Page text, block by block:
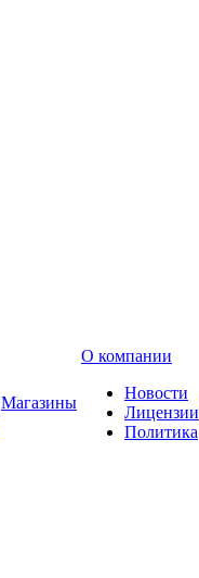
Магазины
О компании
Новости
Лицензии
Политика